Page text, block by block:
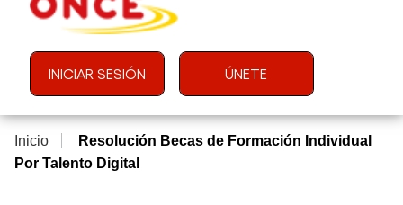
Menú de cuenta de usuario
INICIAR SESIÓN ÚNETE
Inicio
Resolución Becas de Formación Individual
Por Talento Digital